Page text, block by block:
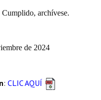
archívese.
de 2024
: CLIC AQUÍ